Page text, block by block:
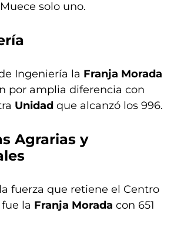
solo uno.
Ingeniería la Franja Morada
por amplia diferencia con
Unidad que alcanzó los 996.
Agrarias y
fuerza que retiene el Centro
la Franja Morada con 651